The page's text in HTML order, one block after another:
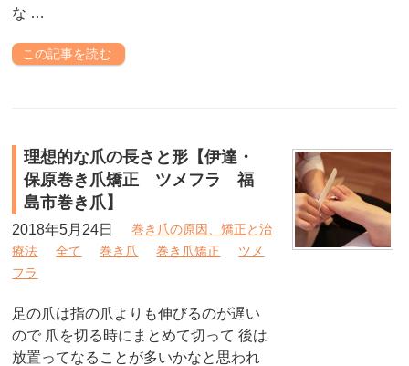
な …
この記事を読む
理想的な爪の長さと形【伊達・
保原巻き爪矯正 ツメフラ 福
島市巻き爪】
2018年5月24日
巻き爪の原因、矯正と治
療法
全て 巻き爪 巻き爪矯正
ツメ
フラ
足の爪は指の爪よりも伸びるのが遅い
ので 爪を切る時にまとめて切って 後は
放置ってなることが多いかなと思われ